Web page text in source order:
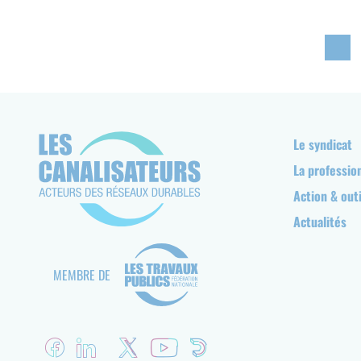
MEMBRE DE
Réseaux
Navigation
Le syndicat
La
Action &
Actualités